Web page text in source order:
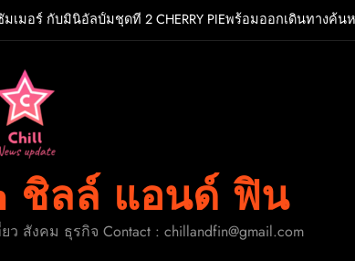
เมอร์ กับมินิอัลบั้มชุดที่ 2 CHERRY PIEพร้อมออกเดินทางค้
ทิศทางธุรกิจครึ่งปีหลังชูกลยุทธ์การเป็น REEV Pioneer ในตล
ซีย DOLLA ส่งซิงเกิลใหม่สุดสตรอง “G.O.A.T”รวมพลังสองศิ
มเมอร์ กับมินิอัลบั้มชุดที่ 2 CHERRY PIEพร้อมออกเดินทางค้
ถอดรหัส AI ประเทศไทย จะเปลี่ยนจ
ชิลล์ แอนด์ ฟิน
สังคม ธุรกิจ Contact : chillandfin@gmail.com